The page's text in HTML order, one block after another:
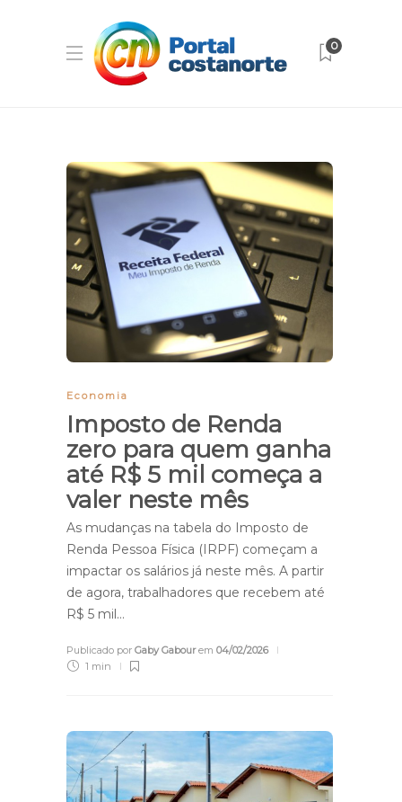
0
Economia
Imposto de Renda
zero para quem ganha
até R$ 5 mil começa a
valer neste mês
As mudanças na tabela do Imposto de
Renda Pessoa Física (IRPF) começam a
impactar os salários já neste mês. A partir
de agora, trabalhadores que recebem até
R$ 5 mil…
Publicado por Gaby Gabourem 04/02/2026
1 min